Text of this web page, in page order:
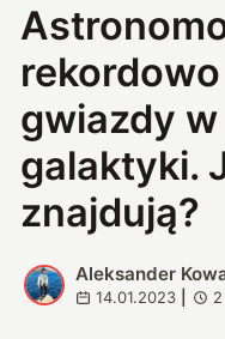
rekordowo
gwiazdy
galaktyki.
znajdują?
A
Aleksander
14.01.2023 2